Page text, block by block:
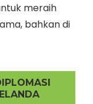
meraih
bahkan di